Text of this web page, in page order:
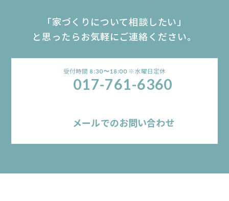
「家づくりについて相談したい」
と思ったらお気軽にご連絡ください。
受付時間8:30〜18:00 ※水曜日定休
017-761-6360
メールでのお問い合わせ